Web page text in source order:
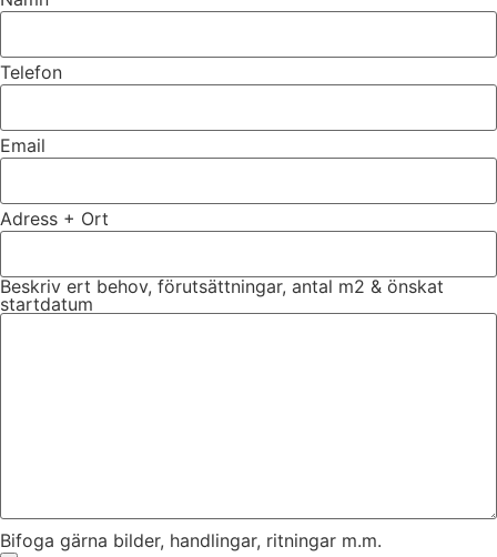
Telefon
Email
Adress + Ort
Beskriv ert behov, förutsättningar, antal m2 & önskat
startdatum
Bifoga gärna bilder, handlingar, ritningar m.m.